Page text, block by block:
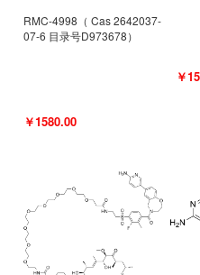
RMC-4998（ Cas 2642037-
07-6 目录号D973678）
￥1580.00
￥